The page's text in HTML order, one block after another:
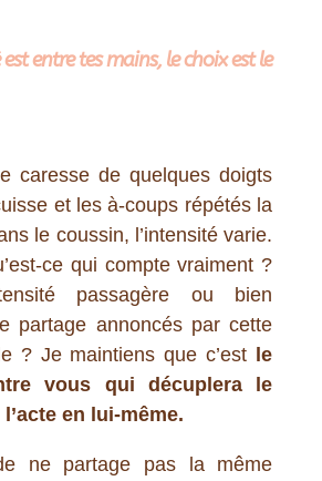
entre tes mains, le choix est le
caresse de quelques doigts
et les à-coups répétés la
le coussin, l’intensité varie.
ce qui compte vraiment ?
passagère ou bien
partage annoncés par cette
? Je maintiens que c’est le
vous qui décuplera le
en lui-même.
ne partage pas la même